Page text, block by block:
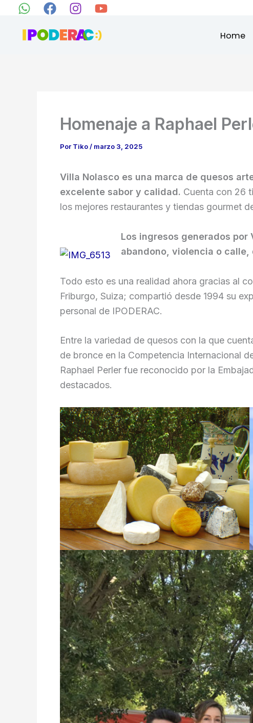
contenido
Home
Homenaje a Raphael
Por Tiko/ marzo 3, 2025
Villa Nolasco es una marca de quesos
excelente sabor y calidad. Cuenta con 26
los mejores restaurantes y tiendas gourmet
Los ingresos generados
abandono, violencia o calle,
Todo esto es una realidad ahora gracias al
Friburgo, Suiza; compartió desde 1994 su
personal de IPODERAC.
Entre la variedad de quesos con la que
de bronce en la Competencia Internacional
Raphael Perler fue reconocido por la
destacados.